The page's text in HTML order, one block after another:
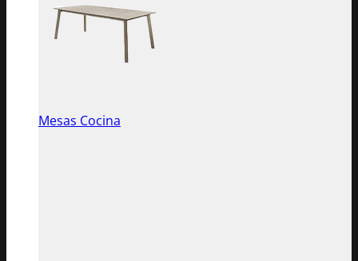
Mesas Cocina